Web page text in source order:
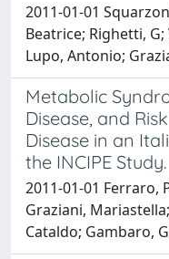
2011-01-01
Beatrice; Righetti,
Lupo, Antonio;
Metabolic
Disease, and
Disease in an
the INCIPE Study.
2011-01-01 Ferraro,
Graziani,
Cataldo; Gambaro,